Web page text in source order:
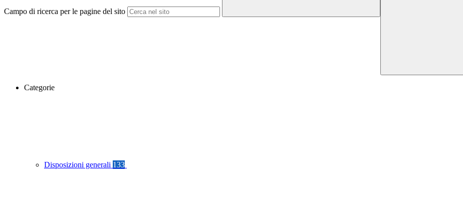
Campo di ricerca per le pagine del sito
Categorie
Disposizioni generali 133